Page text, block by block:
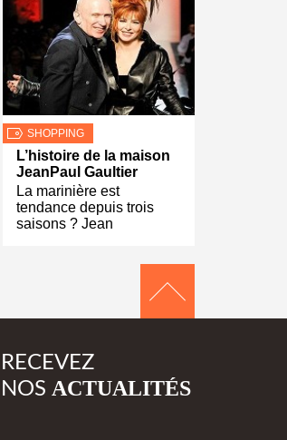
SHOPPING
L’histoire de la maison
JeanPaul Gaultier
La marinière est
tendance depuis trois
saisons ? Jean
RECEVEZ
NOS ACTUALITÉS